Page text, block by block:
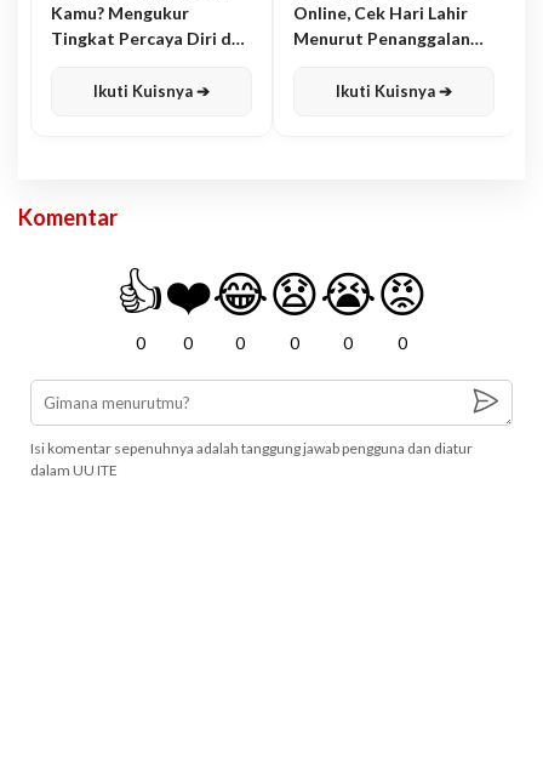
Kamu? Mengukur
Tingkat Percaya Diri dan
Ikuti Kuisnya ➔
Online, Cek Hari Lahir
Menurut Penanggalan
Ikuti Kuisnya ➔
Komentar
👍
0
❤️
0
😂
0
😧
0
😭
0
😡
0
Isi komentar sepenuhnya adalah tanggung jawab pengguna dan diatur
dalam UU ITE